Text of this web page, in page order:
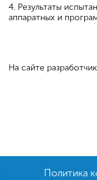
4. Результаты
аппаратных и
На сайте
Политика